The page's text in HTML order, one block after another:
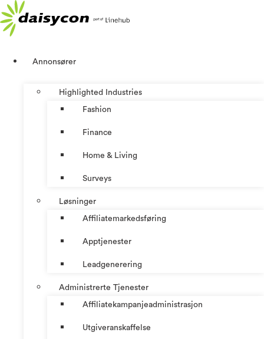
Skip
to
content
Annonsører
Highlighted Industries
Fashion
Finance
Home & Living
Surveys
Løsninger
Affiliatemarkedsføring
Apptjenester
Leadgenerering
Administrerte Tjenester
Affiliatekampanjeadministrasjon
Utgiveranskaffelse